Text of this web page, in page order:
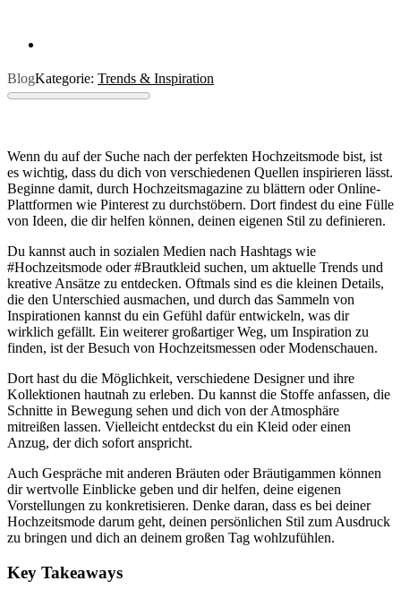
BlogKategorie: Trends & Inspiration
Wenn du auf der Suche nach der perfekten Hochzeitsmode bist, ist
es wichtig, dass du dich von verschiedenen Quellen inspirieren lässt.
Beginne damit, durch Hochzeitsmagazine zu blättern oder Online-
Plattformen wie Pinterest zu durchstöbern. Dort findest du eine Fülle
von Ideen, die dir helfen können, deinen eigenen Stil zu definieren.
Du kannst auch in sozialen Medien nach Hashtags wie
#Hochzeitsmode oder #Brautkleid suchen, um aktuelle Trends und
kreative Ansätze zu entdecken. Oftmals sind es die kleinen Details,
die den Unterschied ausmachen, und durch das Sammeln von
Inspirationen kannst du ein Gefühl dafür entwickeln, was dir
wirklich gefällt. Ein weiterer großartiger Weg, um Inspiration zu
finden, ist der Besuch von Hochzeitsmessen oder Modenschauen.
Dort hast du die Möglichkeit, verschiedene Designer und ihre
Kollektionen hautnah zu erleben. Du kannst die Stoffe anfassen, die
Schnitte in Bewegung sehen und dich von der Atmosphäre
mitreißen lassen. Vielleicht entdeckst du ein Kleid oder einen
Anzug, der dich sofort anspricht.
Auch Gespräche mit anderen Bräuten oder Bräutigammen können
dir wertvolle Einblicke geben und dir helfen, deine eigenen
Vorstellungen zu konkretisieren. Denke daran, dass es bei deiner
Hochzeitsmode darum geht, deinen persönlichen Stil zum Ausdruck
zu bringen und dich an deinem großen Tag wohlzufühlen.
Key Takeaways